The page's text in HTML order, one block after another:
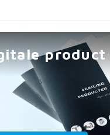
product